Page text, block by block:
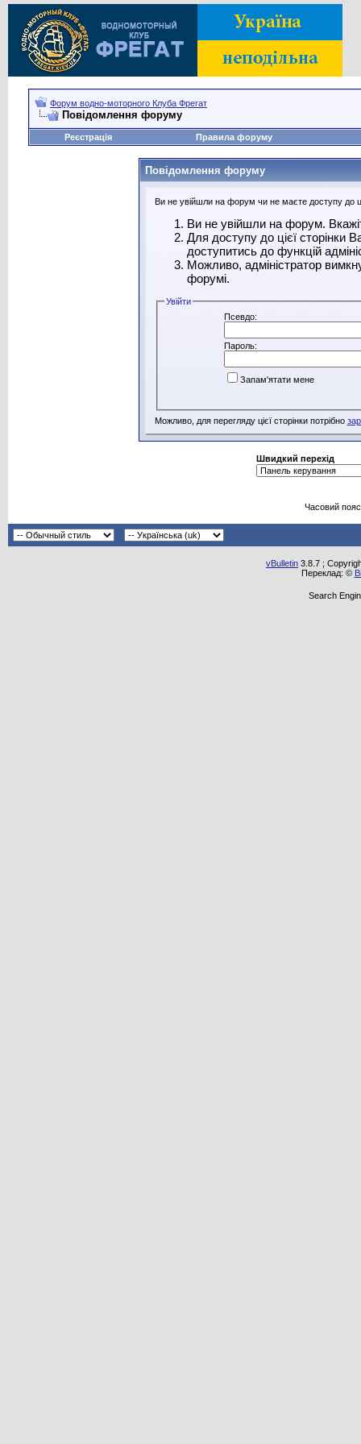
Форум водно-моторного Клуба Фрегат
Повідомлення форуму
Реєстрація Правила форуму
Повідомлення форуму
Ви не увійшли на форум чи не маєте доступу до
Ви не увійшли на форум.
Для доступу до цієї сторінки
доступитись до функцій
Можливо, адміністратор
форумі.
Увійти
Псевдо:
Пароль:
Запам'ятати мене
Можливо, для перегляду цієї сторінки потрібно
Швидкий перехід
Часовий
vBulletin 3.8.7 ;
Переклад: ©
Search